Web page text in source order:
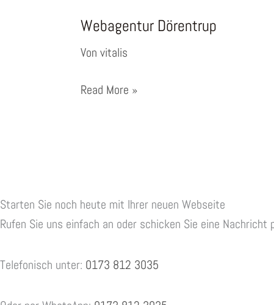
Webagentur Dörentrup
Von vitalis
Webagentur
Read More »
Starten Sie noch heute mit Ihrer neuen Webseite
Rufen Sie uns einfach an oder schicken Sie eine
Telefonisch unter: 0173 812 3035